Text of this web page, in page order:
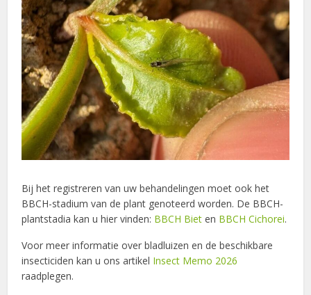
Bij het registreren van uw behandelingen moet ook het
BBCH-stadium van de plant genoteerd worden. De BBCH-
plantstadia kan u hier vinden: BBCH Biet en BBCH Cichorei.
Voor meer informatie over bladluizen en de beschikbare
insecticiden kan u ons artikel Insect Memo 2026
raadplegen.